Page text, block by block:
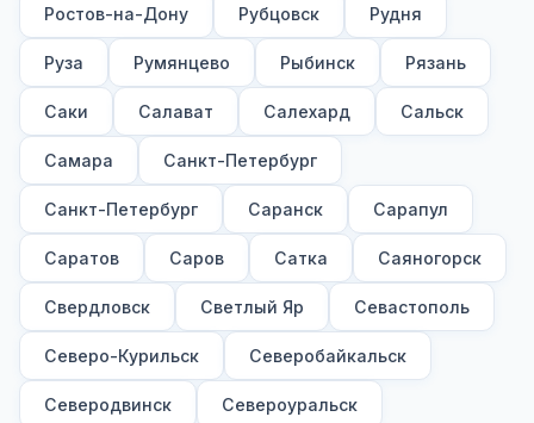
Ростов-на-Дону Рубцовск Рудня
Руза Румянцево Рыбинск Рязань
Саки Салават Салехард Сальск
Самара Санкт-Петербург
Санкт-Петербург Саранск Сарапул
Саратов Саров Сатка Саяногорск
Свердловск Светлый Яр Севастополь
Северо-Курильск Северобайкальск
Северодвинск Североуральск